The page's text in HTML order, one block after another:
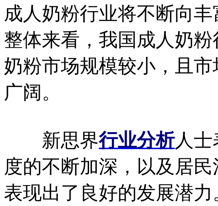
成人奶粉行业将不断向
整体来看，我国成人奶
奶粉市场规模较小，且
广阔。
新思界行业分析人士
度的不断加深，以及居
表现出了良好的发展潜